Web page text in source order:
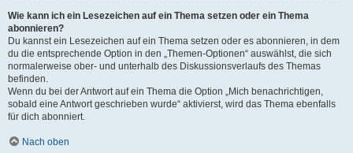
Wie kann ich ein Lesezeichen auf ein Thema setzen oder ein Thema
abonnieren?
Du kannst ein Lesezeichen auf ein Thema setzen oder es abonnieren, in dem
du die entsprechende Option in den „Themen-Optionen“ auswählst, die sich
normalerweise ober- und unterhalb des Diskussionsverlaufs des Themas
befinden.
Wenn du bei der Antwort auf ein Thema die Option „Mich benachrichtigen,
sobald eine Antwort geschrieben wurde“ aktivierst, wird das Thema ebenfalls
für dich abonniert.
Nach oben